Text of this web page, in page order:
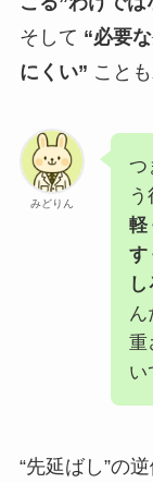
そして “必要
にくい” こと
みどりん
つ
う
軽
す
ん
重
い
“先延ばし”の